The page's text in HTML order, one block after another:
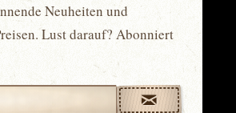
Neuheiten und
Lust darauf? Abonniert